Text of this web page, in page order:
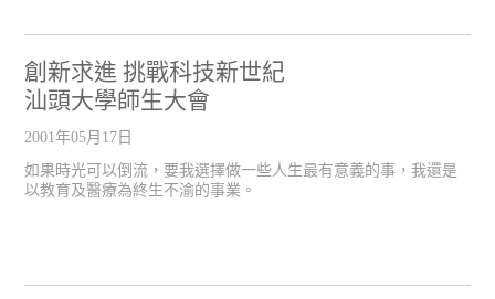
創新求進 挑戰科技新世紀
汕頭大學師生大會
2001年05月17日
如果時光可以倒流，要我選擇做一些人生最有意義的事，我還是
以教育及醫療為終生不渝的事業。